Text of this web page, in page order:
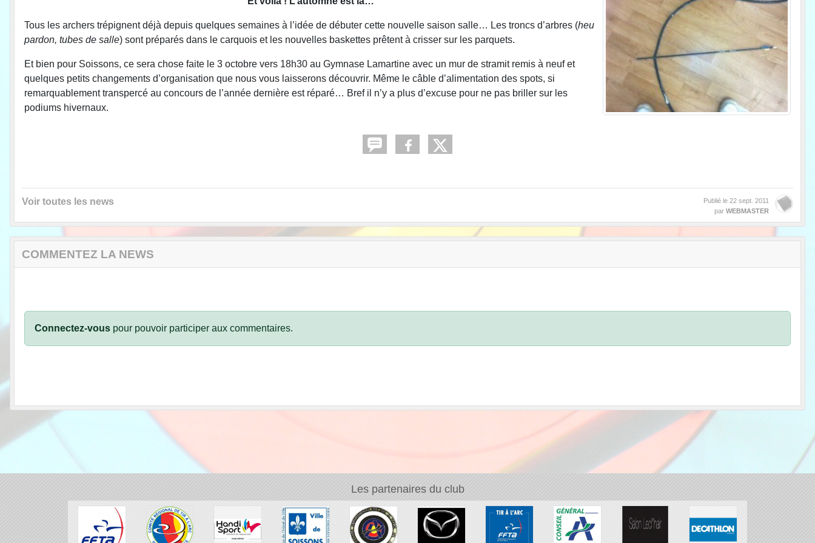
Tous les archers trépignent déjà depuis quelques semaines à l’idée de débuter cette nouvelle saison salle… Les troncs d’arbres (heu
pardon, tubes de salle) sont préparés dans le carquois et les nouvelles baskettes prêtent à crisser sur les parquets.
Et bien pour Soissons, ce sera chose faite le 3 octobre vers 18h30 au Gymnase Lamartine avec un mur de stramit remis à neuf et
quelques petits changements d’organisation que nous vous laisserons découvrir. Même le câble d’alimentation des spots, si
remarquablement transpercé au concours de l’année dernière est réparé… Bref il n’y a plus d’excuse pour ne pas briller sur les
podiums hivernaux.
Voir toutes les news Publié le 22 sept. 2011
par WEBMASTER
COMMENTEZ LA NEWS
Connectez-vous pour pouvoir participer aux commentaires.
Les partenaires du club